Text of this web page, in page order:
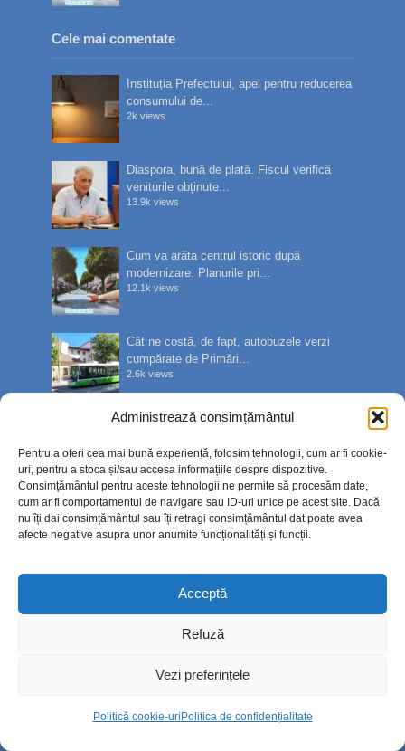
Administrează consimțământul
Pentru a oferi cea mai bună experiență, folosim tehnologii, cum ar fi cookie-
uri, pentru a stoca și/sau accesa informațiile despre dispozitive.
Consimțământul pentru aceste tehnologii ne permite să procesăm date,
cum ar fi comportamentul de navigare sau ID-uri unice pe acest site. Dacă
nu îți dai consimțământul sau îți retragi consimțământul dat poate avea
afecte negative asupra unor anumite funcționalități și funcții.
Acceptă
Refuză
Vezi preferințele
Politică cookie-uriPolitica de confidențialitate
Cele mai comentate
Instituția Prefectului, apel pentru reducerea
consumului de...
2k views
Diaspora, bună de plată. Fiscul verifică
veniturile obținute...
13.9k views
Cum va arăta centrul istoric după
modernizare. Planurile pri...
12.1k views
Cât ne costă, de fapt, autobuzele verzi
cumpărate de Primări...
2.6k views
Stare de alertă: Apel pentru reducerea
600 views
Info
Politică cookie-uri (UE)